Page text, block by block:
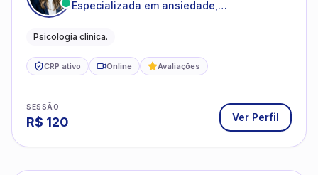
Especializada em ansiedade,
Psicologia clinica.
CRP ativo Online Avaliações
SESSÃO
R$ 120 Ver Perfil